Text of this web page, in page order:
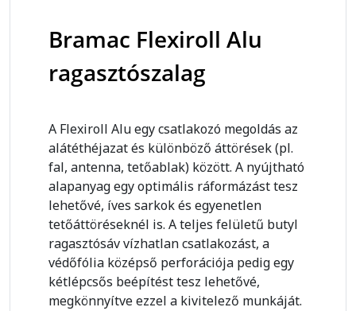
Bramac Flexiroll Alu
ragasztószalag
A Flexiroll Alu egy csatlakozó megoldás az
alátéthéjazat és különböző áttörések (pl.
fal, antenna, tetőablak) között. A nyújtható
alapanyag egy optimális ráformázást tesz
lehetővé, íves sarkok és egyenetlen
tetőáttöréseknél is. A teljes felületű butyl
ragasztósáv vízhatlan csatlakozást, a
védőfólia középső perforációja pedig egy
kétlépcsős beépítést tesz lehetővé,
megkönnyítve ezzel a kivitelező munkáját.